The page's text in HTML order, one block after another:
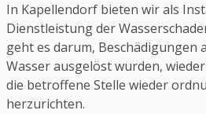
In Kapellendorf bieten wir als
Dienstleistung der
geht es darum, Beschädigungen
Wasser ausgelöst wurden,
die betroffene Stelle wieder
herzurichten.